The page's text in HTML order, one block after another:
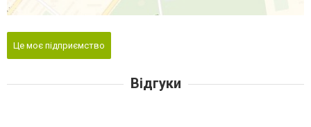
Це моє підприємство
Відгуки